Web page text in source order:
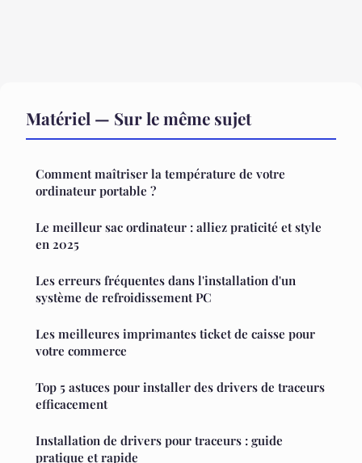
Matériel — Sur le même sujet
Comment maîtriser la température de votre
ordinateur portable ?
Le meilleur sac ordinateur : alliez praticité et style
en 2025
Les erreurs fréquentes dans l'installation d'un
système de refroidissement PC
Les meilleures imprimantes ticket de caisse pour
votre commerce
Top 5 astuces pour installer des drivers de traceurs
efficacement
Installation de drivers pour traceurs : guide
pratique et rapide